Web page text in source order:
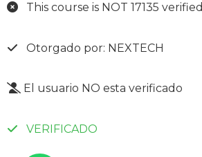
This course is NOT 17135 verified
Otorgado por: NEXTECH
El usuario NO esta verificado
VERIFICADO